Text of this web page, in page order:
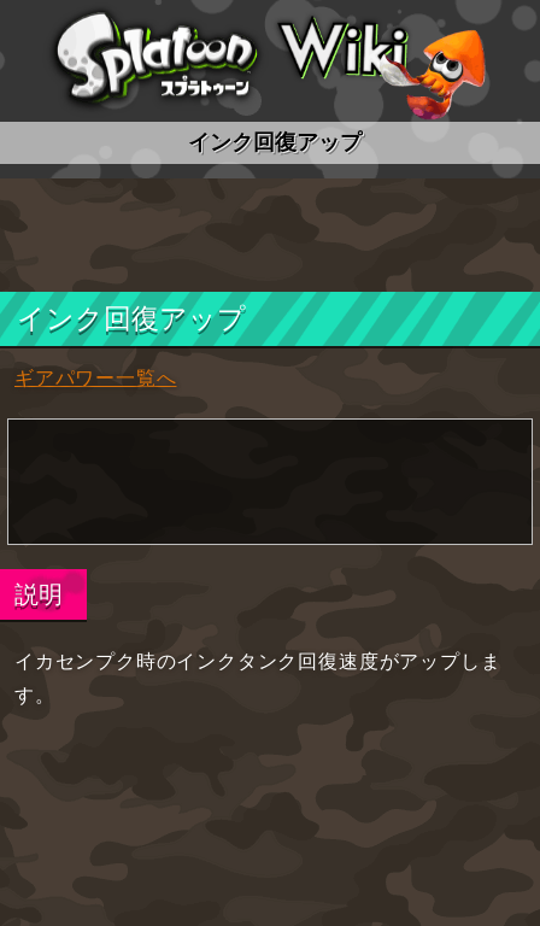
スプラトゥーン wiki
インク回復アップ
インク回復アップ
ギアパワー一覧へ
説明
イカセンプク時のインクタンク回復速度がアップしま
す。